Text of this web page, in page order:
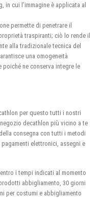
in cui l’immagine è applicata al
permette di penetrare il
traspiranti; ciò lo rende il
alla tradizionale tecnica del
una omogeneità
ne conserva integre le
per questo tutti i nostri
decathlon più vicino a te
consegna con tutti i metodi
elettronici, assegni e
i tempi indicati al momento
abbigliamento, 30 giorni
per costumi e abbigliamento